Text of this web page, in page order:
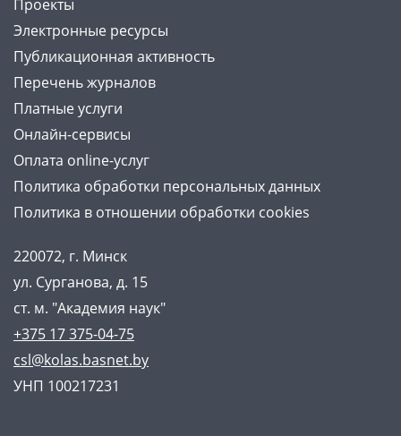
Проекты
Электронные ресурсы
Публикационная активность
Перечень журналов
Платные услуги
Онлайн-сервисы
Оплата online-услуг
Политика обработки персональных данных
Политика в отношении обработки cookies
220072, г. Минск
ул. Сурганова, д. 15
ст. м. "Академия наук"
+375 17 375-04-75
csl@kolas.basnet.by
УНП 100217231